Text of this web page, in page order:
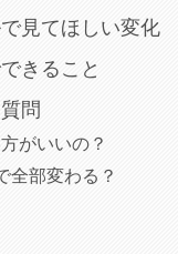
見てほしい変化
きること
問
がいいの？
全部変わる？